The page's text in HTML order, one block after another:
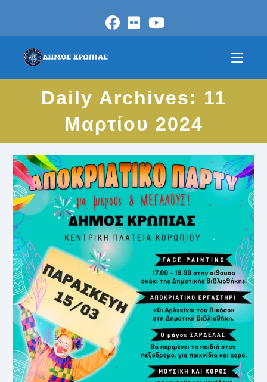
content
Daily Archives: 11
Μαρτίου 2024